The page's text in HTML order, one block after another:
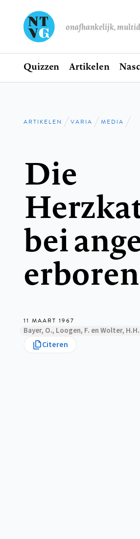
onafhankelijk,
Hoofdnavigatie
Home
Quizzen Artikelen
Kruimelpad
ARTIKELEN VARIA MEDIA
Die
bei
11 MAART 1967
Bayer, O., Loogen, F. en Wolter, H.H.
Citeren